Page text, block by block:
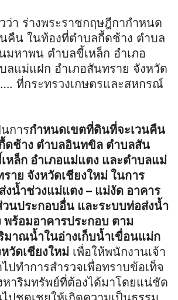
ว่า ร่างพระราชกฤษฎีกากำหนด
คืน ในท้องที่ตำบลกื้ดช้าง ตำบล
หาพน ตำบลขี้เหล็ก อำเภอ
ลแม่แฝก อำเภอสันทราย จังหวัด
ที่กระทรวงเกษตรและสหกรณ์
การกำหนดเขตที่ดินที่จะเวนคืน
ดช้าง ตำบลอินทขิล ตำบลสัน
หล็ก อำเภอแม่แตง และตำบลแม่
าย จังหวัดเชียงใหม่ ในการ
งน้ำช่วงแม่แตง – แม่งัด อาคาร
นประกอบอื่น และระบบท่อส่งน้ำ
พร้อมอาคารประกอบ ตาม
มาณน้ำในอ่างเก็บน้ำเขื่อนแม่ก
วัดเชียงใหม่ เพื่อให้พนักงานเจ้า
ปทำการสำรวจเพื่อทราบข้อเท็จ
หาริมทรัพย์ที่ต้องได้มาโดยแน่ชัด